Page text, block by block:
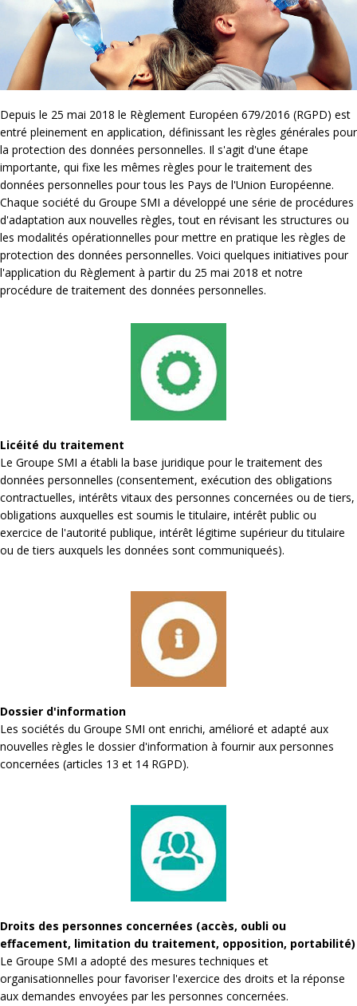
Depuis le 25 mai 2018 le Règlement Européen 679/2016 (RGPD) est
entré pleinement en application, définissant les règles générales pour
la protection des données personnelles. Il s'agit d'une étape
importante, qui fixe les mêmes règles pour le traitement des
données personnelles pour tous les Pays de l'Union Européenne.
Chaque société du Groupe SMI a développé une série de procédures
d'adaptation aux nouvelles règles, tout en révisant les structures ou
les modalités opérationnelles pour mettre en pratique les règles de
protection des données personnelles. Voici quelques initiatives pour
l'application du Règlement à partir du 25 mai 2018 et notre
procédure de traitement des données personnelles.
Licéité du traitement
Le Groupe SMI a établi la base juridique pour le traitement des
données personnelles (consentement, exécution des obligations
contractuelles, intérêts vitaux des personnes concernées ou de tiers,
obligations auxquelles est soumis le titulaire, intérêt public ou
exercice de l'autorité publique, intérêt légitime supérieur du titulaire
ou de tiers auxquels les données sont communiqueés).
Dossier d'information
Les sociétés du Groupe SMI ont enrichi, amélioré et adapté aux
nouvelles règles le dossier d'information à fournir aux personnes
concernées (articles 13 et 14 RGPD).
Droits des personnes concernées (accès, oubli ou
effacement, limitation du traitement, opposition, portabilité)
Le Groupe SMI a adopté des mesures techniques et
organisationnelles pour favoriser l'exercice des droits et la réponse
aux demandes envoyées par les personnes concernées.